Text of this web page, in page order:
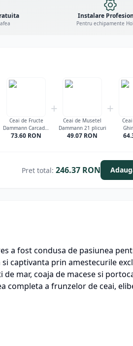
Instalare
Pentru echipamente
Ceai de Fructe
Dammann Carcadet
Provence 24 plicuri
73.60 RON
+
Ceai de Musetel
Dammann 21 plicuri
49.07 RON
+
Pret total: 246.37 RON
a fost condusa de pasiunea
captivanta prin amestecurile
mar, coaja de macese si
completa a frunzelor de ceai,